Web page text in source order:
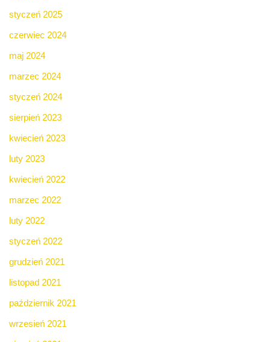
styczeń 2025
czerwiec 2024
maj 2024
marzec 2024
styczeń 2024
sierpień 2023
kwiecień 2023
luty 2023
kwiecień 2022
marzec 2022
luty 2022
styczeń 2022
grudzień 2021
listopad 2021
październik 2021
wrzesień 2021